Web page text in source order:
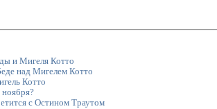
и Мигеля Котто
над Мигелем Котто
Котто
с Остином Траутом